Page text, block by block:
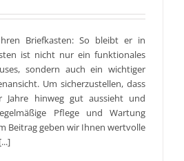
Briefkasten: So bleibt er in
ist nicht nur ein funktionales
sondern auch ein wichtiger
Um sicherzustellen, dass
Jahre hinweg gut aussieht und
Pflege und Wartung
Beitrag geben wir Ihnen wertvolle